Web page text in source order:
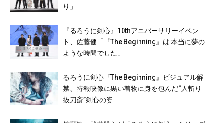
り」
『るろうに剣心』10thアニバーサリーイベン
ト、佐藤健「『The Beginning』は 本当に夢の
ような時間でした」
るろうに剣心『The Beginning』ビジュアル解
禁、特報映像に黒い着物に身を包んだ“人斬り
抜刀斎”剣心の姿